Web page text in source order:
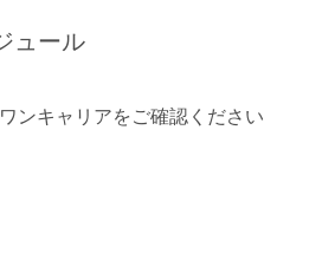
ュール
ンキャリアをご確認ください